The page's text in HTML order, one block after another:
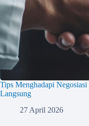
Tips Menghadapi Negosiasi
Langsung
27 April 2026